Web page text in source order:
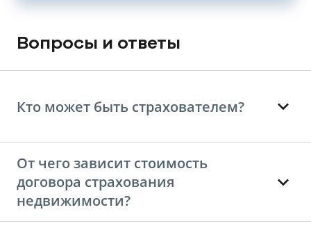
Вопросы и ответы
Кто может быть страхователем?
От чего зависит стоимость
договора страхования
недвижимости?